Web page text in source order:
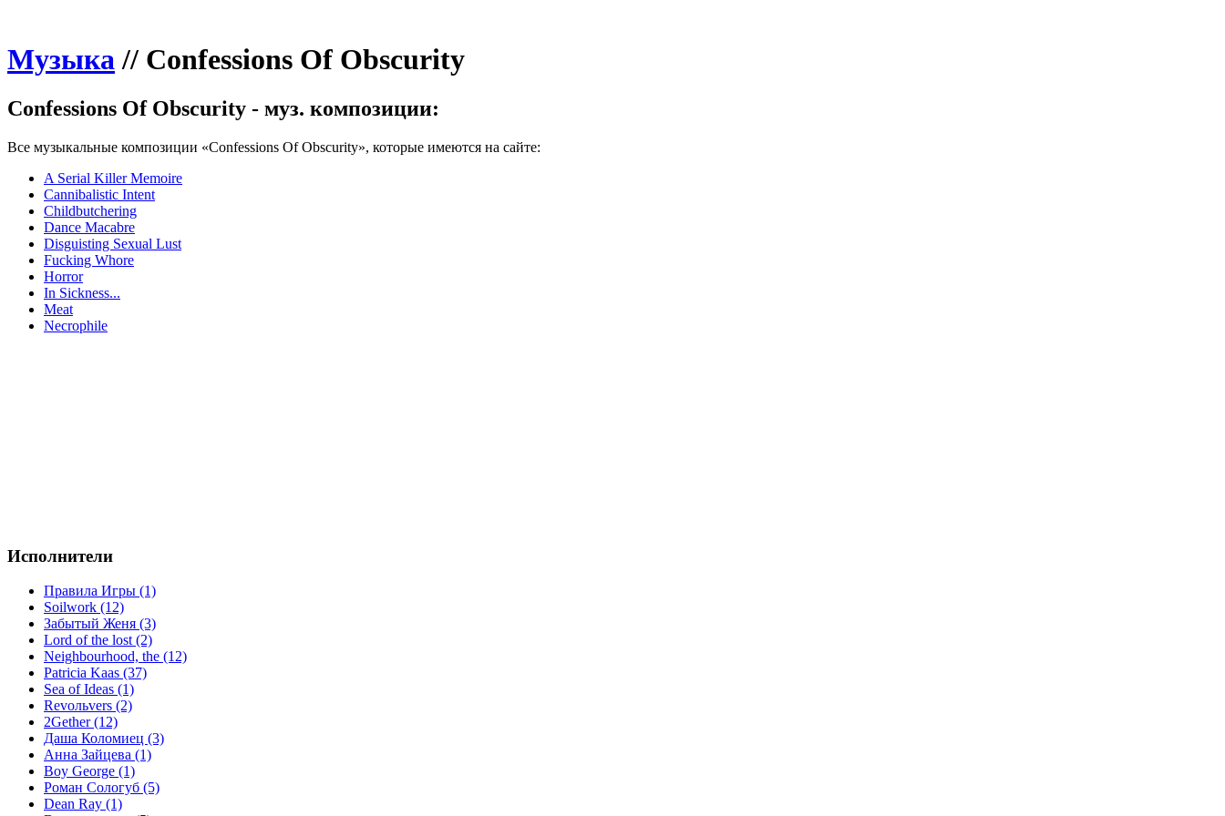
Музыка// Confessions Of Obscurity
Confessions Of Obscurity - муз. композиции:
Все музыкальные композиции «Confessions Of Obscurity», которые имеются на сайте:
A Serial Killer Memoire
Cannibalistic Intent
Childbutchering
Dance Macabre
Disguisting Sexual Lust
Fucking Whore
Horror
In Sickness...
Meat
Necrophile
Исполнители
Правила Игры (1)
Soilwork (12)
Забытый Женя (3)
Lord of the lost (2)
Neighbourhood, the (12)
Patricia Kaas (37)
Sea of Ideas (1)
Revoльvers (2)
2Gether (12)
Даша Коломиец (3)
Анна Зайцева (1)
Boy George (1)
Роман Сологуб (5)
Dean Ray (1)